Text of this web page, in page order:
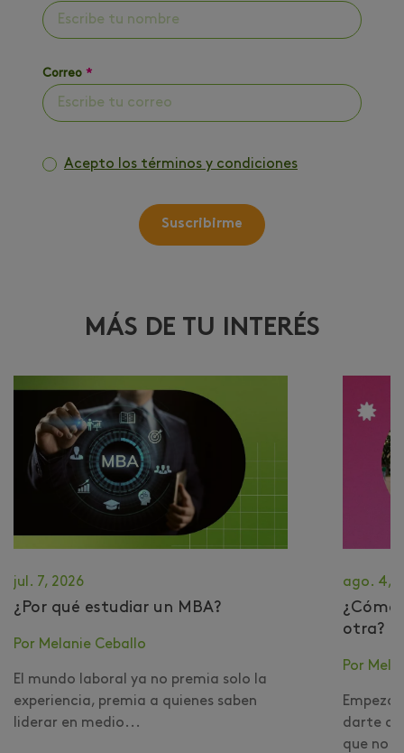
Correo *
Acepto los términos y condiciones
Suscribirme
MÁS DE TU INTERÉS
jul. 7, 2026
¿Por qué estudiar un MBA?
Por Melanie Ceballo
El mundo laboral ya no premia solo la
experiencia, premia a quienes saben
liderar en medio...
ago. 4,
​¿Cómo
otra?
Por
darte
que no